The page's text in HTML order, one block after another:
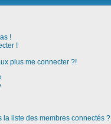
!
!
plus me connecter ?!
la liste des membres connectés ?